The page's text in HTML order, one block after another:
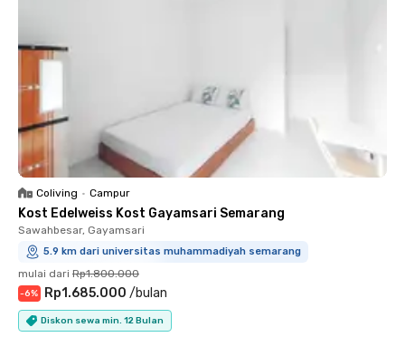
Coliving • Campur
Kost Edelweiss Kost Gayamsari Semarang
Sawahbesar, Gayamsari
5.9 km dari universitas muhammadiyah semarang
mulai dari Rp1.800.000
-6% Rp1.685.000 /bulan
Diskon sewa min. 12 Bulan